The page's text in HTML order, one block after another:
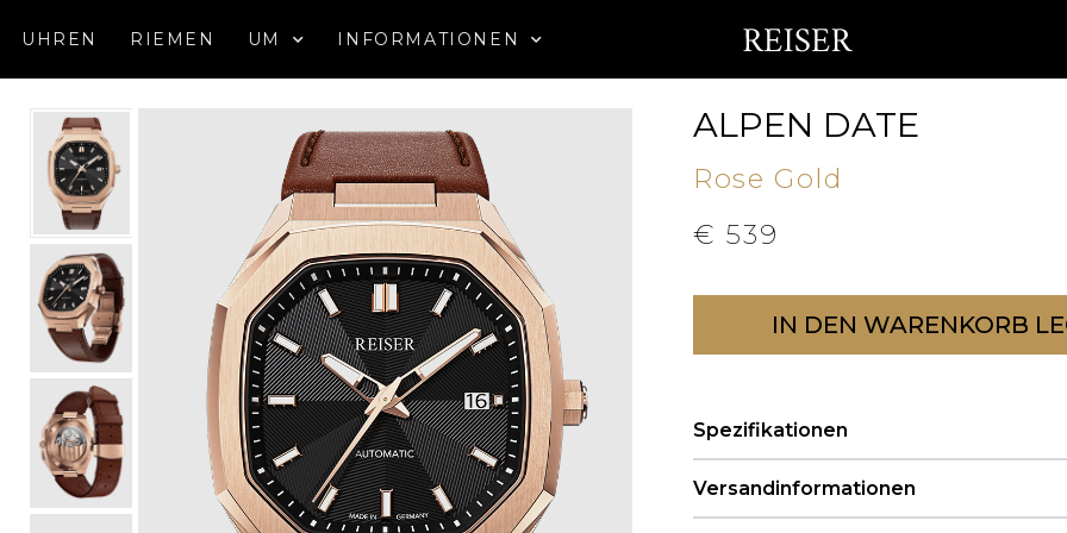
UHREN RIEMEN UM INFORMATIONEN
ALPEN DATE
Rose Gold
€ 539
IN DEN WARENKORB
Spezifikationen
Versandinformationen